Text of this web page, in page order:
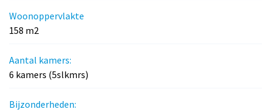
Woonoppervlakte
158 m2
Aantal kamers:
6 kamers (5slkmrs)
Bijzonderheden: